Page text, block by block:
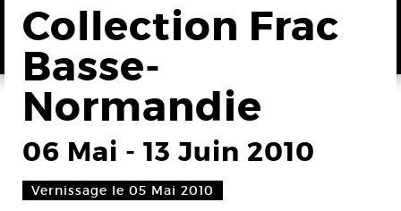
Collection Frac
Basse-
Normandie
06 Mai - 13 Juin 2010
Vernissage le 05 Mai 2010